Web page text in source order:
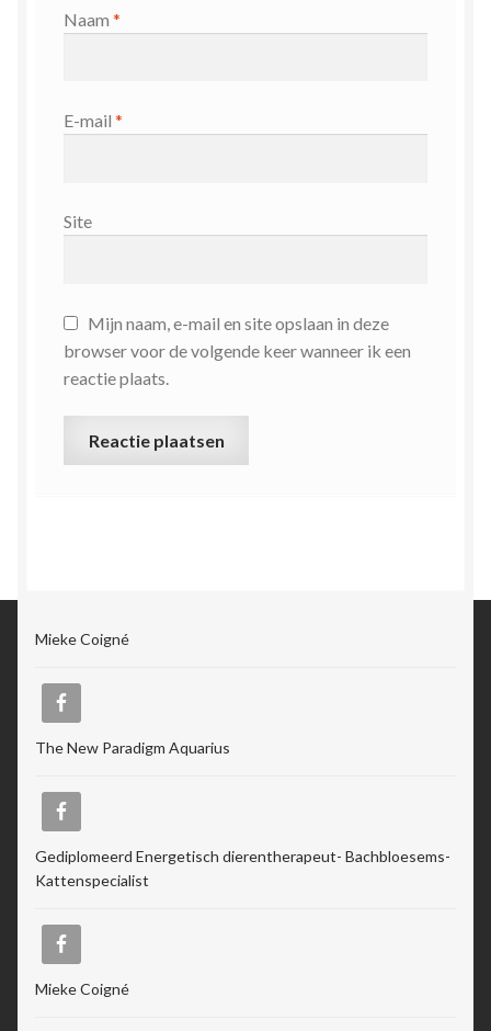
Naam *
E-mail *
Site
Mijn naam, e-mail en site opslaan in deze
browser voor de volgende keer wanneer ik een
reactie plaats.
Mieke Coigné
The New Paradigm Aquarius
Gediplomeerd Energetisch dierentherapeut- Bachbloesems-
Kattenspecialist
Mieke Coigné